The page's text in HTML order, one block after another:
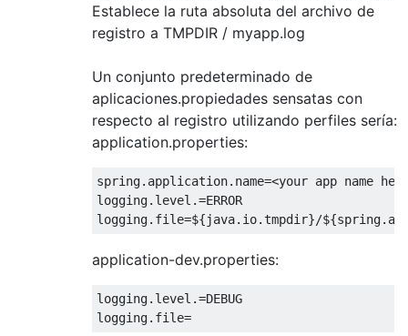
Establece la ruta absoluta del archivo de
registro a TMPDIR / myapp.log
Un conjunto predeterminado de
aplicaciones.propiedades sensatas con
respecto al registro utilizando perfiles sería:
application.properties:
spring.application.name=<your app name
logging.level.=ERROR
application-dev.properties:
logging.level.=DEBUG